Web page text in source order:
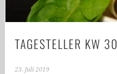
TAGESTELLER KW 30
23. Juli 2019